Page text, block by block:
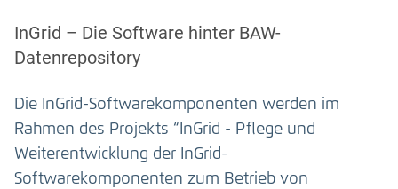
InGrid – Die Software hinter BAW-
Datenrepository
Die InGrid-Softwarekomponenten werden im
Rahmen des Projekts “InGrid - Pflege und
Weiterentwicklung der InGrid-
Softwarekomponenten zum Betrieb von